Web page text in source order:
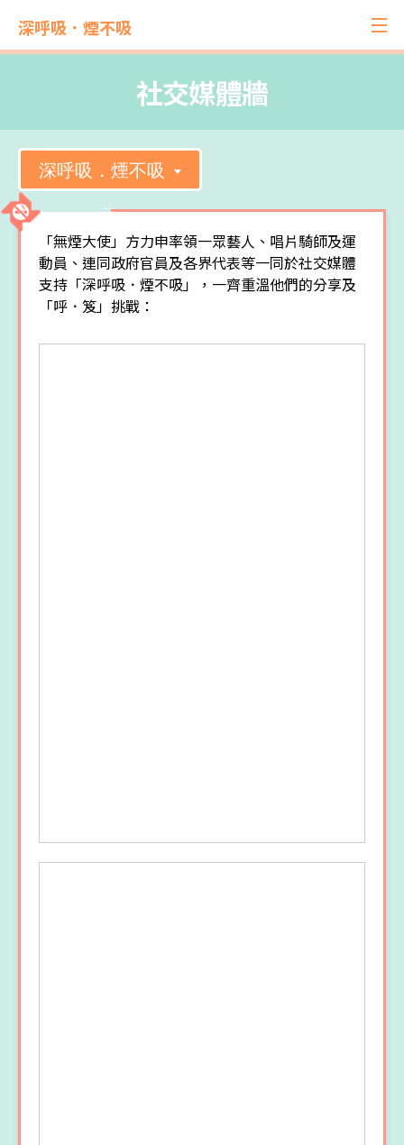
深呼吸．煙不吸
社交媒體牆
深呼吸．煙不吸
「無煙大使」方力申率領一眾藝人、唱片騎師及運
動員、連同政府官員及各界代表等一同於社交媒體
支持「深呼吸．煙不吸」，一齊重溫他們的分享及
「呼．笈」挑戰：